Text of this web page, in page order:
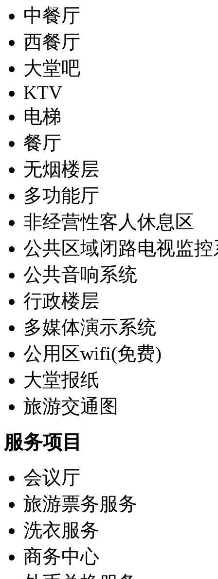
中餐厅
西餐厅
大堂吧
KTV
电梯
餐厅
无烟楼层
多功能厅
非经营性客人休息区
公共区域闭路电视监控
公共音响系统
行政楼层
多媒体演示系统
公用区wifi(免费)
大堂报纸
旅游交通图
服务项目
会议厅
旅游票务服务
洗衣服务
商务中心